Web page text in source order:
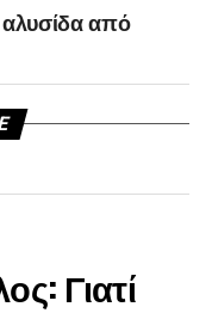
από
Γιατί